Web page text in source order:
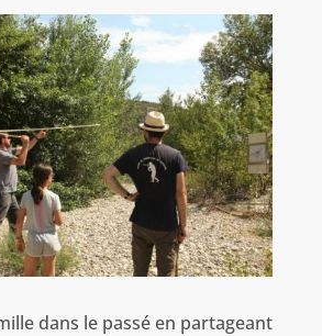
dans le passé en partageant